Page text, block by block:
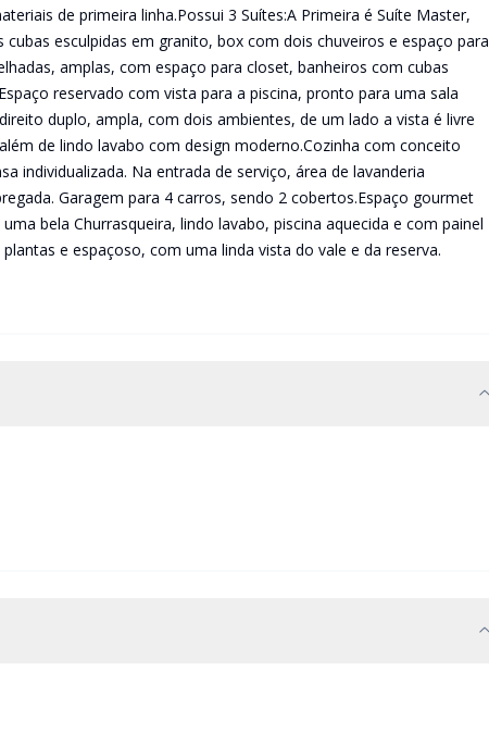
de primeira linha.Possui 3 Suítes:A Primeira é Suíte Master,
esculpidas em granito, box com dois chuveiros e espaço para
amplas, com espaço para closet, banheiros com cubas
reservado com vista para a piscina, pronto para uma sala
duplo, ampla, com dois ambientes, de um lado a vista é livre
de lindo lavabo com design moderno.Cozinha com conceito
individualizada. Na entrada de serviço, área de lavanderia
Garagem para 4 carros, sendo 2 cobertos.Espaço gourmet
bela Churrasqueira, lindo lavabo, piscina aquecida e com painel
e espaçoso, com uma linda vista do vale e da reserva.